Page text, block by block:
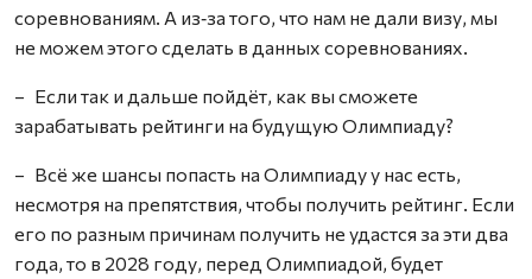
соревнованиям. А из‑за того, что нам не дали визу, мы
не можем этого сделать в данных соревнованиях.
– Если так и дальше пойдёт, как вы сможете
зарабатывать рейтинги на будущую Олимпиаду?
– Всё же шансы попасть на Олимпиаду у нас есть,
несмотря на препятствия, чтобы получить рейтинг. Если
его по разным причинам получить не удастся за эти два
года, то в 2028 году, перед Олимпиадой, будет